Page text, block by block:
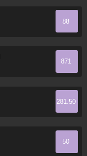
88
871
281.50
50